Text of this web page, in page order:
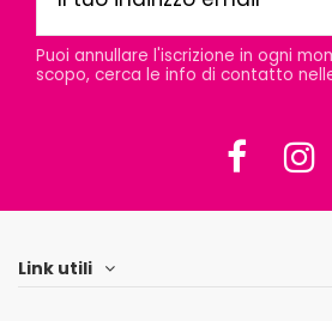
Puoi annullare l'iscrizione in ogni
scopo, cerca le info di contatto
Link utili